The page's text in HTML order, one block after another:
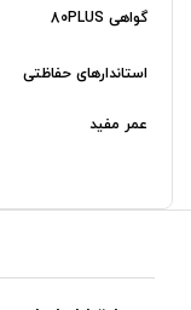
گواهی 80PLUS
استاندارهای حفاظتی
عمر مفید